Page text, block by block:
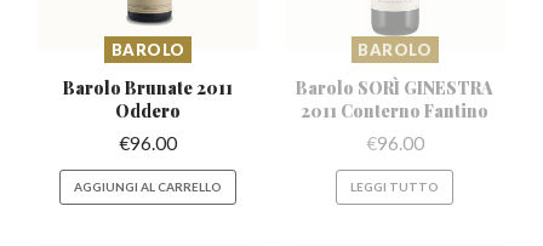
BAROLO
Barolo Brunate 2011
Oddero
€96.00
AGGIUNGI AL CARRELLO
BAROLO
Barolo SORÌ GINESTRA
2011 Conterno Fantino
€96.00
LEGGI TUTTO